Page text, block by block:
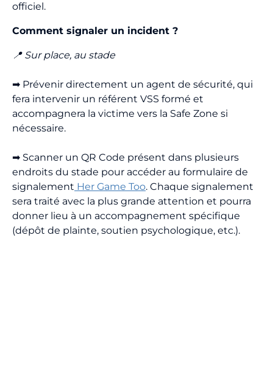
officiel.
Comment signaler un incident ?
📍 Sur place, au stade
➡ Prévenir directement un agent de sécurité, qui
fera intervenir un référent VSS formé et
accompagnera la victime vers la Safe Zone si
nécessaire.
➡ Scanner un QR Code présent dans plusieurs
endroits du stade pour accéder au formulaire de
signalement Her Game Too. Chaque signalement
sera traité avec la plus grande attention et pourra
donner lieu à un accompagnement spécifique
(dépôt de plainte, soutien psychologique, etc.).